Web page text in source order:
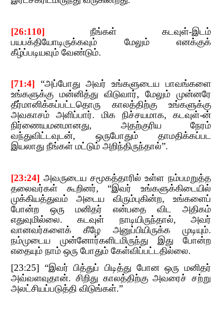
[26:110]
நீங்கள் கடவுள்-இடம்
பயபக்தியோடிருக்கவும் மேலும் எனக்குக்
கீழ்ப்படியவும் வேண்டும்.
[71:4] “அப்போது அவர் உங்களுடைய பாவங்களை
உங்களுக்கு ​​மன்னித்து விடுவார்,​​ மேலும் முன்னரே
தீர்மானிக்கப்பட்டதொரு காலத்திற்கு உங்களுக்கு
அவகாசம் அளிப்பார்.
மிக​​ நிச்சயமாக,​​ கடவுள்-ன்
நிர்ணையமனமானது,​​ அதற்குரிய நேரம்
வந்துவிட்டவுடன்,​​ ஒருபோதும் தாமதிக்கப்பட
இயலாது ​​நீங்கள் ​​மட்டும் ​​அறிந்திருந்தால்”.
[23:24] அவருடைய சமூகத்தாரில் உள்ள நம்பமறுத்த
தலைவர்கள் கூறினர், “இவர் உங்களுக்கிடையில்
முக்கியத்துவம் அடைய விரும்புகின்ற,​​ உங்களைப்
போன்ற ஒரு மனிதர் என்பதை விட அதிகம்
எதுவுமில்லை. கடவுள் நாடியிருந்தால்,​​ அவர்
வானவர்களைக் கீழே அனுப்பியிருக்க முடியும்.
நம்முடைய முன்னோர்களிடமிருந்து இது போன்ற
எதையும் நாம் ஒரு போதும் கேள்விப்பட்டதில்லை.
[23:25] “இவர்​​பித்துப் பிடித்து போன​​ஒரு மனிதர்
அவ்வளவுதான். சிறிது காலத்திற்கு அவரைச் சற்று
அலட்சியப்படுத்தி விடுங்கள்.”